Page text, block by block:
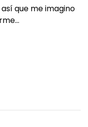
que me imagino